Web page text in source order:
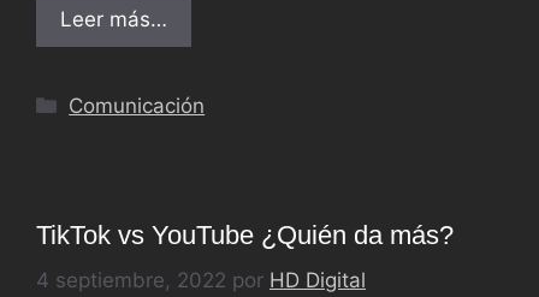
Leer más…
Comunicación
TikTok vs YouTube ¿Quién da más?
4 septiembre, 2022 por HD Digital